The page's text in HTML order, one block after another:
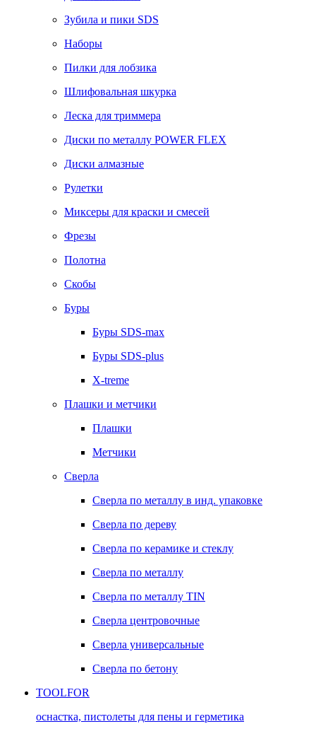
Зубила и пики SDS
Наборы
Пилки для лобзика
Шлифовальная шкурка
Леска для триммера
Диски по металлу POWER FLEX
Диски алмазные
Рулетки
Миксеры для краски и смесей
Фрезы
Полотна
Скобы
Буры
Буры SDS-max
Буры SDS-plus
X-treme
Плашки и метчики
Плашки
Метчики
Сверла
Сверла по металлу в инд. упаковке
Сверла по дереву
Сверла по керамике и стеклу
Сверла по металлу
Сверла по металлу TIN
Сверла центровочные
Сверла универсальные
Сверла по бетону
TOOLFOR
оснастка, пистолеты для пены и герметика